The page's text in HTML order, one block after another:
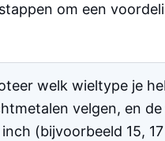
om een
welk wieltype je
velgen, en
inch (bijvoorbeeld 15,